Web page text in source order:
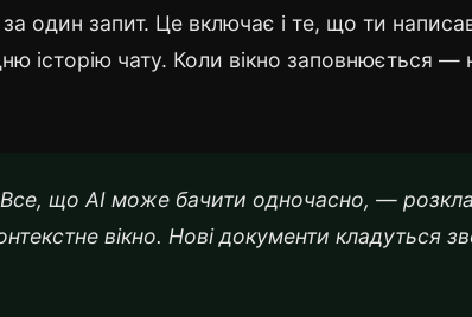
один запит. Це включає і те, що ти
історію чату. Коли вікно заповнюється —
Все, що AI може бачити одночасно, —
вікно. Нові документи кладуться